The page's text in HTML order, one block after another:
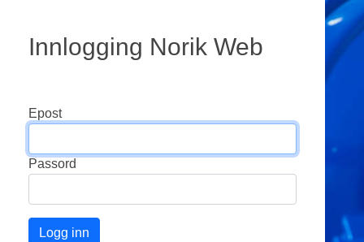
Innlogging Norik Web
Epost
Passord
Logg inn